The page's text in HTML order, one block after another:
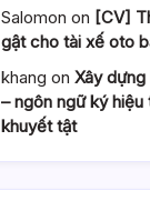
Salomon on [CV]
gật cho tài xế oto
khang on Xây
– ngôn ngữ ký
khuyết tật